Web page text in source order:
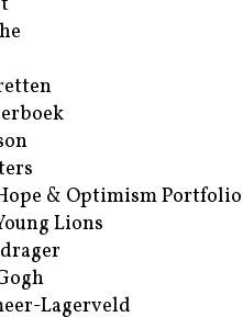
& Optimism Portfolio
Lions
Lagerveld